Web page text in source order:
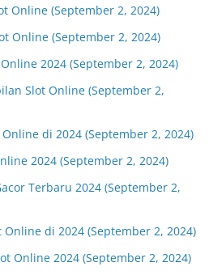
Online (September 2, 2024)
Online (September 2, 2024)
2024 (September 2, 2024)
Slot Online (September 2,
di 2024 (September 2, 2024)
2024 (September 2, 2024)
Terbaru 2024 (September 2,
di 2024 (September 2, 2024)
Online 2024 (September 2, 2024)